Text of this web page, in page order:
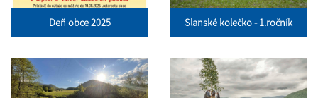
Deň obce 2025 Slanské kolečko - 1.ročník